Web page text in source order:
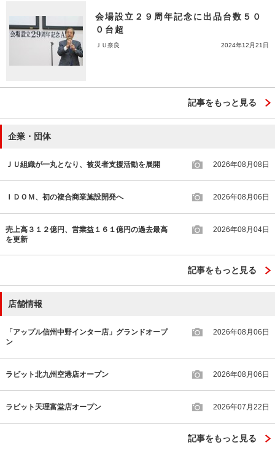
会場設立２９周年記念に出品台数５０
０台超
ＪＵ奈良 2024年12月21日
記事をもっと見る
企業・団体
ＪＵ組織が一丸となり、被災者支援活動を展開 2026年08月08日
ＩＤＯＭ、初の複合商業施設開発へ 2026年08月06日
売上高３１２億円、営業益１６１億円の過去最高
を更新
2026年08月04日
記事をもっと見る
店舗情報
「アップル信州中野インター店」グランドオープ
ン
2026年08月06日
ラビット北九州空港店オープン 2026年08月06日
ラビット天理富堂店オープン 2026年07月22日
記事をもっと見る